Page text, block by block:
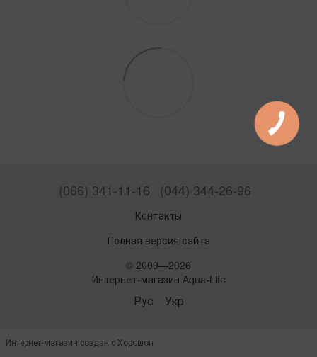
(066) 341-11-16 (044) 344-26-96
Контакты
Полная версия сайта
© 2009—2026
Интернет-магазин Aqua-Life
Рус Укр
Интернет-магазин создан с Хорошоп